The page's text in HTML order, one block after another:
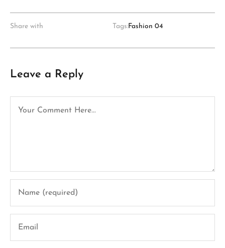
Share with Tags:Fashion 04
Leave a Reply